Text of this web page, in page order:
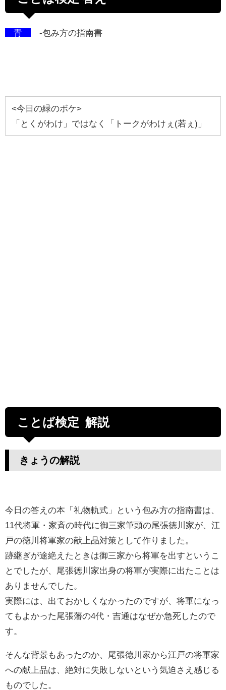
青 -包み方の指南書
<今日の緑のボケ>
「とくがわけ」ではなく「トークがわけぇ(若ぇ)」
ことば検定 解説
きょうの解説
今日の答えの本「礼物軌式」という包み方の指南書は、
11代将軍・家斉の時代に御三家筆頭の尾張徳川家が、江
戸の徳川将軍家の献上品対策として作りました。
跡継ぎが途絶えたときは御三家から将軍を出すというこ
とでしたが、尾張徳川家出身の将軍が実際に出たことは
ありませんでした。
実際には、出ておかしくなかったのですが、将軍になっ
てもよかった尾張藩の4代・吉通はなぜか急死したので
す。
そんな背景もあったのか、尾張徳川家から江戸の将軍家
への献上品は、絶対に失敗しないという気迫さえ感じる
ものでした。